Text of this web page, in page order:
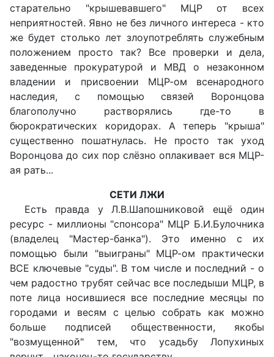
старательно "крышевавшего" МЦР от всех
неприятностей. Явно не без личного интереса - кто
же будет столько лет злоупотреблять служебным
положением просто так? Все проверки и дела,
заведенные прокуратурой и МВД о незаконном
владении и присвоении МЦР-ом всенародного
наследия, с помощью связей Воронцова
благополучно растворялись где-то в
бюрократических коридорах. А теперь "крыша"
существенно пошатнулась. Не просто так уход
Воронцова до сих пор слёзно оплакивает вся МЦР-
ая рать...
СЕТИ ЛЖИ
Есть правда у Л.В.Шапошниковой ещё один
ресурс - миллионы "спонсора" МЦР Б.И.Булочника
(владелец "Мастер-банка"). Это именно с их
помощью были "выиграны" МЦР-ом практически
ВСЕ ключевые "суды". В том числе и последний - о
чем радостно трубят сейчас все последыши МЦР, в
поте лица носившиеся все последние месяцы по
городами и весям с целью собрать как можно
больше подписей общественности, якобы
"возмущенной" тем, что усадьбу Лопухиных